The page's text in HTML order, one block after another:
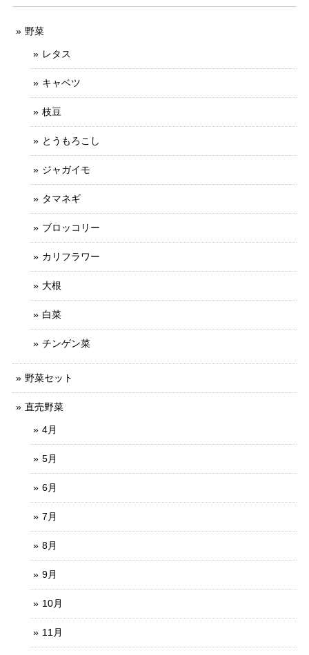
野菜
レタス
キャベツ
枝豆
とうもろこし
ジャガイモ
タマネギ
ブロッコリー
カリフラワー
大根
白菜
チンゲン菜
野菜セット
直売野菜
4月
5月
6月
7月
8月
9月
10月
11月